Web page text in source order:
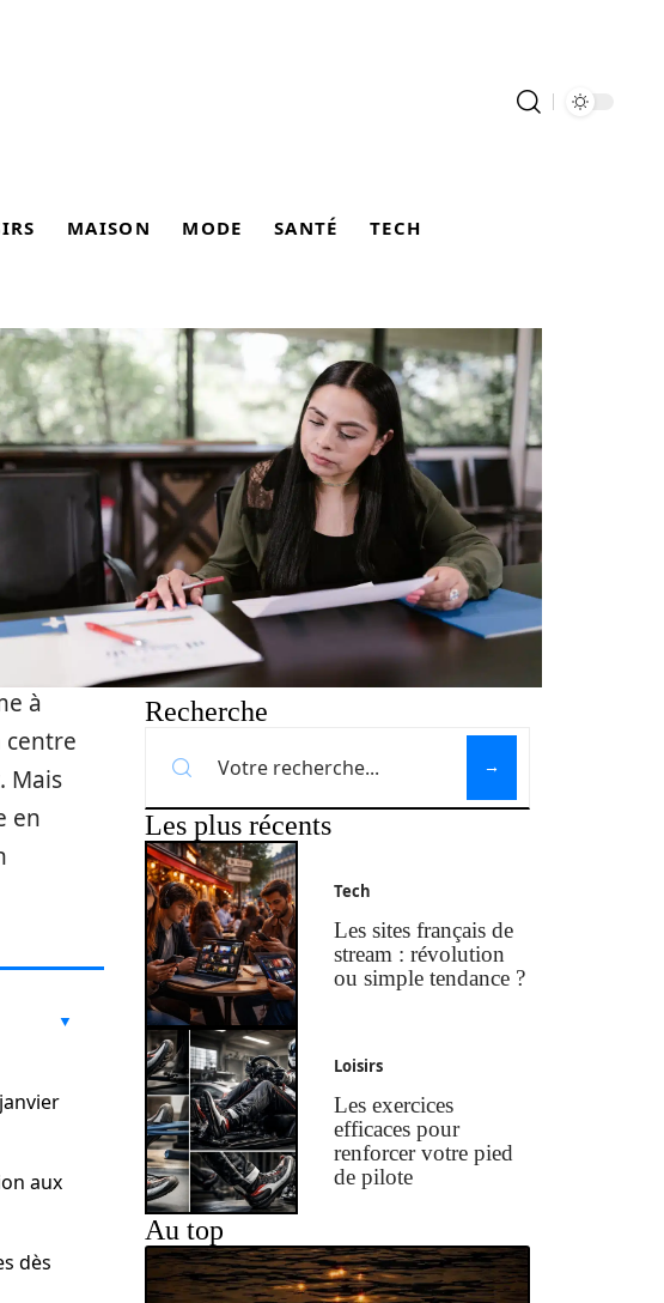
MAISON MODE SANTÉ TECH
à
centre
Mais
en
aux
dès
Recherche
Les plus récents
Tech
Les sites français de
stream : révolution
ou simple tendance ?
Loisirs
Les exercices
efficaces pour
renforcer votre pied
de pilote
Au top